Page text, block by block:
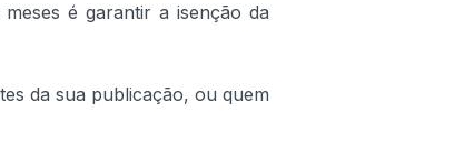
é garantir a isenção da
da sua publicação, ou quem